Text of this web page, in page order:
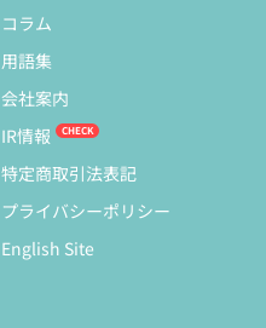
コラム
用語集
会社案内
IR情報
特定商取引法表記
プライバシーポリシー
English Site